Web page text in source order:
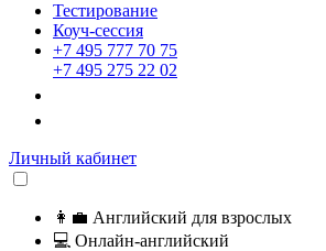
Тестирование
Коуч-сессия
+7 495 777 70 75
+7 495 275 22 02
Личный кабинет
👩‍💼 Английский для взрослых
💻 Онлайн-английский